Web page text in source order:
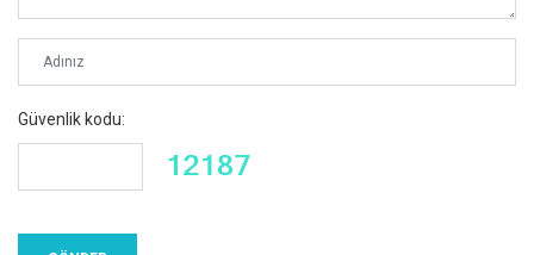
Güvenlik kodu: